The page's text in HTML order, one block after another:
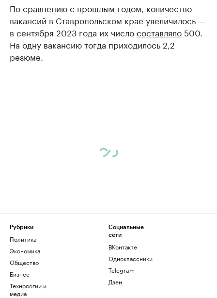
По сравнению с прошлым годом, количество
вакансий в Ставропольском крае увеличилось —
в сентября 2023 года их числосоставляло 500.
На одну вакансию тогда приходилось 2,2
резюме.
Рубрики
Политика
Экономика
Общество
Бизнес
Технологии и
медиа
Социальные
сети
ВКонтакте
Одноклассники
Telegram
Дзен